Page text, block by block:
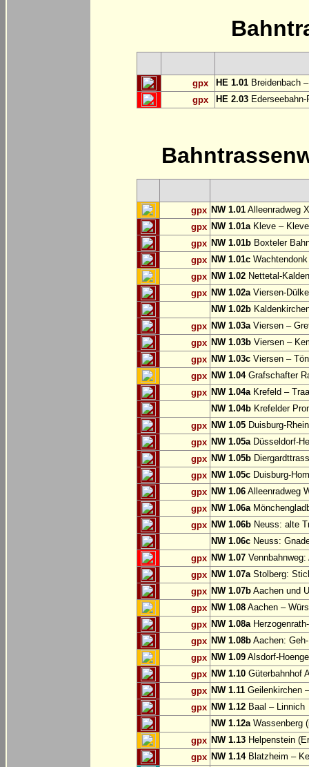
gpx HE 1.01 Breidenbach
gpx
HE 2.03
gpx NW 1.01 Alleenradweg
gpx NW 1.01aKleve –
gpx NW 1.01b Boxteler
gpx NW 1.01c Wachtendonk
gpx NW 1.02 Nettetal-
gpx NW 1.02aViersen-
NW 1.02b
gpx NW 1.03aViersen –
gpx NW 1.03b Viersen –
gpx NW 1.03c Viersen –
gpx NW 1.04Grafschafter
gpx NW 1.04aKrefeld –
NW 1.04b Krefelder
gpx NW 1.05 Duisburg-
gpx NW 1.05aDüsseldorf-
gpx NW 1.05b
gpx NW 1.05c Duisburg-
gpx NW 1.06 Alleenradweg
gpx NW 1.06a
gpx NW 1.06b Neuss: alte
NW 1.06c Neuss:
gpx NW 1.07
gpx NW 1.07aStolberg:
gpx NW 1.07b Aachen und
gpx NW 1.08 Aachen –
gpx NW 1.08a
gpx NW 1.08b Aachen:
gpx NW 1.09 Alsdorf-
gpx NW 1.10 Güterbahnhof
gpx NW 1.11 Geilenkirchen
gpx NW 1.12 Baal – Linnich
NW 1.12aWassenberg
gpx NW 1.13 Helpenstein
gpx NW 1.14Blatzheim –